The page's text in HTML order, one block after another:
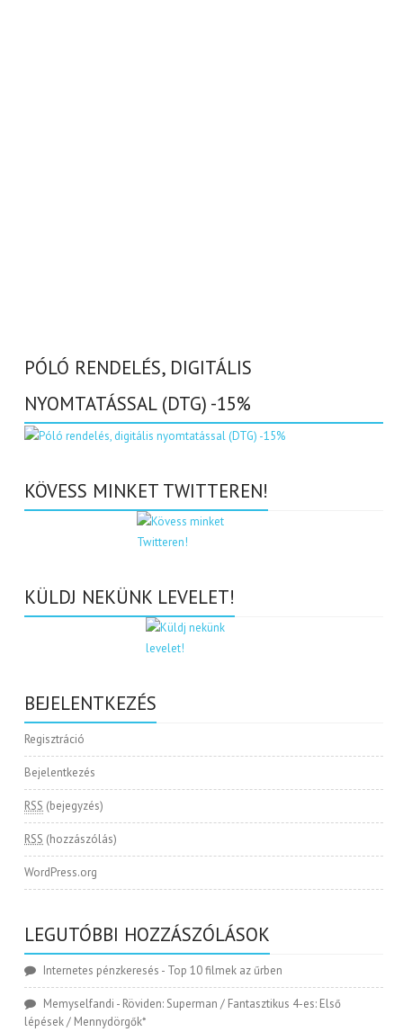
PÓLÓ RENDELÉS, DIGITÁLIS
NYOMTATÁSSAL (DTG) -15%
KÖVESS MINKET TWITTEREN!
KÜLDJ NEKÜNK LEVELET!
BEJELENTKEZÉS
Regisztráció
Bejelentkezés
RSS (bejegyzés)
RSS (hozzászólás)
WordPress.org
LEGUTÓBBI HOZZÁSZÓLÁSOK
Internetes pénzkeresés - Top 10 filmek az űrben
Memyselfandi - Röviden: Superman / Fantasztikus 4-es: Első
lépések / Mennydörgők*